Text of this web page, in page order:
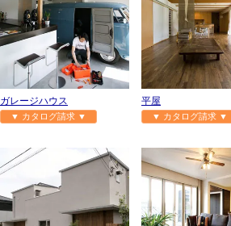
ガレージハウス
▼ カタログ請求 ▼
平屋
▼ カタログ請求 ▼